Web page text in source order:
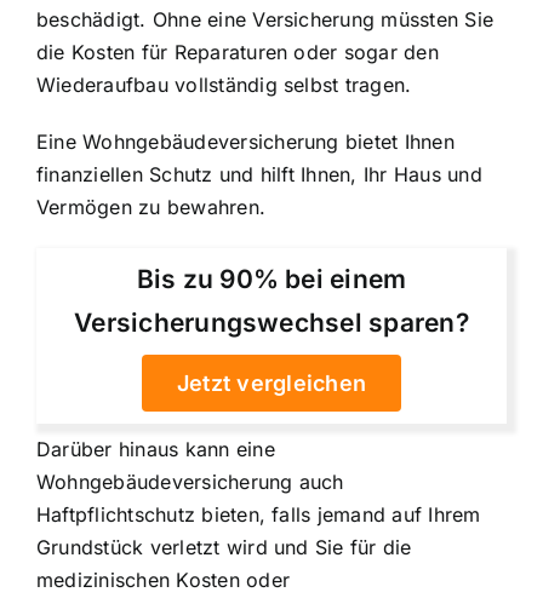
beschädigt. Ohne eine Versicherung müssten Sie
die Kosten für Reparaturen oder sogar den
Wiederaufbau vollständig selbst tragen.
Eine Wohngebäudeversicherung bietet Ihnen
finanziellen Schutz und hilft Ihnen, Ihr Haus und
Vermögen zu bewahren.
Bis zu 90% bei einem
Versicherungswechsel sparen?
Jetzt vergleichen
Darüber hinaus kann eine
Wohngebäudeversicherung auch
Haftpflichtschutz bieten, falls jemand auf Ihrem
Grundstück verletzt wird und Sie für die
medizinischen Kosten oder